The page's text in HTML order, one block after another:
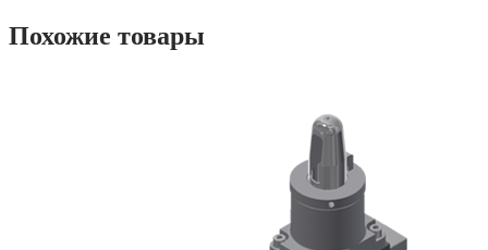
Похожие товары